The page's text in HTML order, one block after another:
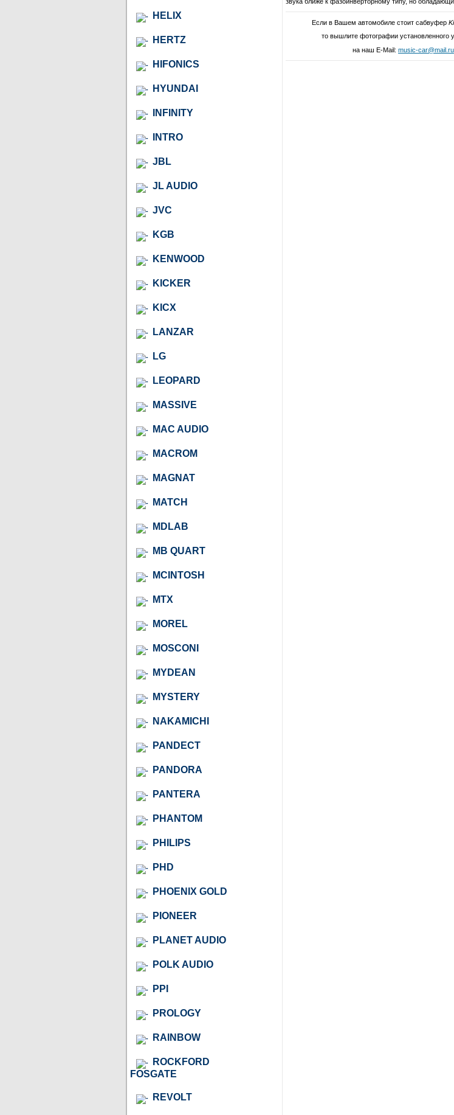
HELIX
HERTZ
HIFONICS
HYUNDAI
INFINITY
INTRO
JBL
JL AUDIO
JVC
KGB
KENWOOD
KICKER
KICX
LANZAR
LG
LEOPARD
MASSIVE
MAC AUDIO
MACROM
MAGNAT
MATCH
MDLAB
MB QUART
MCINTOSH
MTX
MOREL
MOSCONI
MYDEAN
MYSTERY
NAKAMICHI
PANDECT
PANDORA
PANTERA
PHANTOM
PHILIPS
PHD
PHOENIX GOLD
PIONEER
PLANET AUDIO
POLK AUDIO
PPI
PROLOGY
RAINBOW
ROCKFORD
FOSGATE
REVOLT
Если в Вашем автомобиле стоит сабвуфер
то вышлите фотографии установленного
на наш E-Mail: music-car@mail.ru